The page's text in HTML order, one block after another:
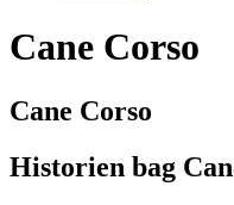
Cane Corso
Cane Corso
Historien bag